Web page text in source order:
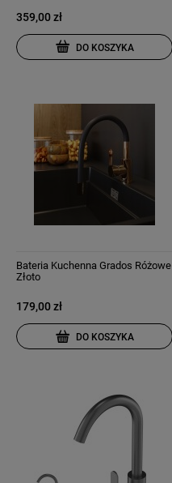
359,00 zł
DO KOSZYKA
Bateria Kuchenna Grados Różowe
Złoto
179,00 zł
DO KOSZYKA